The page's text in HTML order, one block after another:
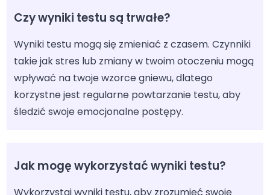
Czy wyniki testu są trwałe?
Wyniki testu mogą się zmieniać z czasem. Czynniki
takie jak stres lub zmiany w twoim otoczeniu mogą
wpływać na twoje wzorce gniewu, dlatego
korzystne jest regularne powtarzanie testu, aby
śledzić swoje emocjonalne postępy.
Jak mogę wykorzystać wyniki testu?